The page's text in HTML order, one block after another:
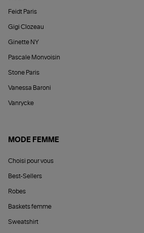
Feidt Paris
Gigi Clozeau
Ginette NY
Pascale Monvoisin
Stone Paris
Vanessa Baroni
Vanrycke
MODE FEMME
Choisi pour vous
Best-Sellers
Robes
Baskets femme
Sweatshirt